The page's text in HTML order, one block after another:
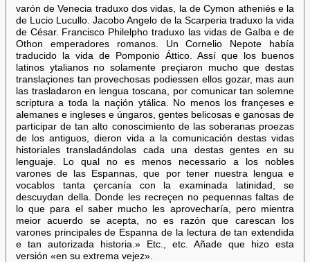
varón de Venecia traduxo dos vidas, la de Cymon atheniés e la
de Lucio Lucullo. Jacobo Angelo de la Scarperia traduxo la vida
de César. Francisco Philelpho traduxo las vidas de Galba e de
Othon emperadores romanos. Un Cornelio Nepote había
traducido la vida de Pomponio Áttico. Assí que los buenos
latinos ytalianos no solamente preçiaron mucho que destas
translaçiones tan provechosas podiessen ellos gozar, mas aun
las trasladaron en lengua toscana, por comunicar tan solemne
scriptura a toda la naçión ytálica. No menos los françeses e
alemanes e ingleses e úngaros, gentes belicosas e ganosas de
participar de tan alto conoscimiento de las soberanas proezas
de los antiguos, dieron vida a la comunicación destas vidas
historiales transladándolas cada una destas gentes en su
lenguaje. Lo qual no es menos necessario a los nobles
varones de las Espannas, que por tener nuestra lengua e
vocablos tanta çercanía con la examinada latinidad, se
descuydan della. Donde les recreçen no pequennas faltas de
lo que para el saber mucho les aprovecharía, pero mientra
meior acuerdo se acepta, no es razón que carescan los
varones principales de Espanna de la lectura de tan extendida
e tan autorizada historia.» Etc., etc. Añade que hizo esta
versión «en su extrema vejez».